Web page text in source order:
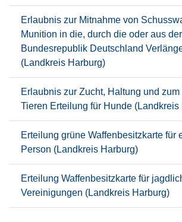
Erlaubnis zur Mitnahme von
Munition in die, durch die oder aus der
Bundesrepublik Deutschland
(Landkreis Harburg)
Erlaubnis zur Zucht, Haltung und
Tieren Erteilung für Hunde (Landkreis
Erteilung grüne Waffenbesitzkarte für
Person (Landkreis Harburg)
Erteilung Waffenbesitzkarte für
Vereinigungen (Landkreis Harburg)